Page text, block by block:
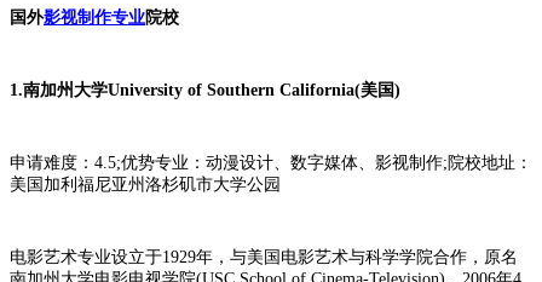
国外影视制作专业院校
1.南加州大学University of Southern California(美国)
申请难度：4.5;优势专业：动漫设计、数字媒体、影视制作;院校地址：
美国加利福尼亚州洛杉矶市大学公园
电影艺术专业设立于1929年，与美国电影艺术与科学学院合作，原名